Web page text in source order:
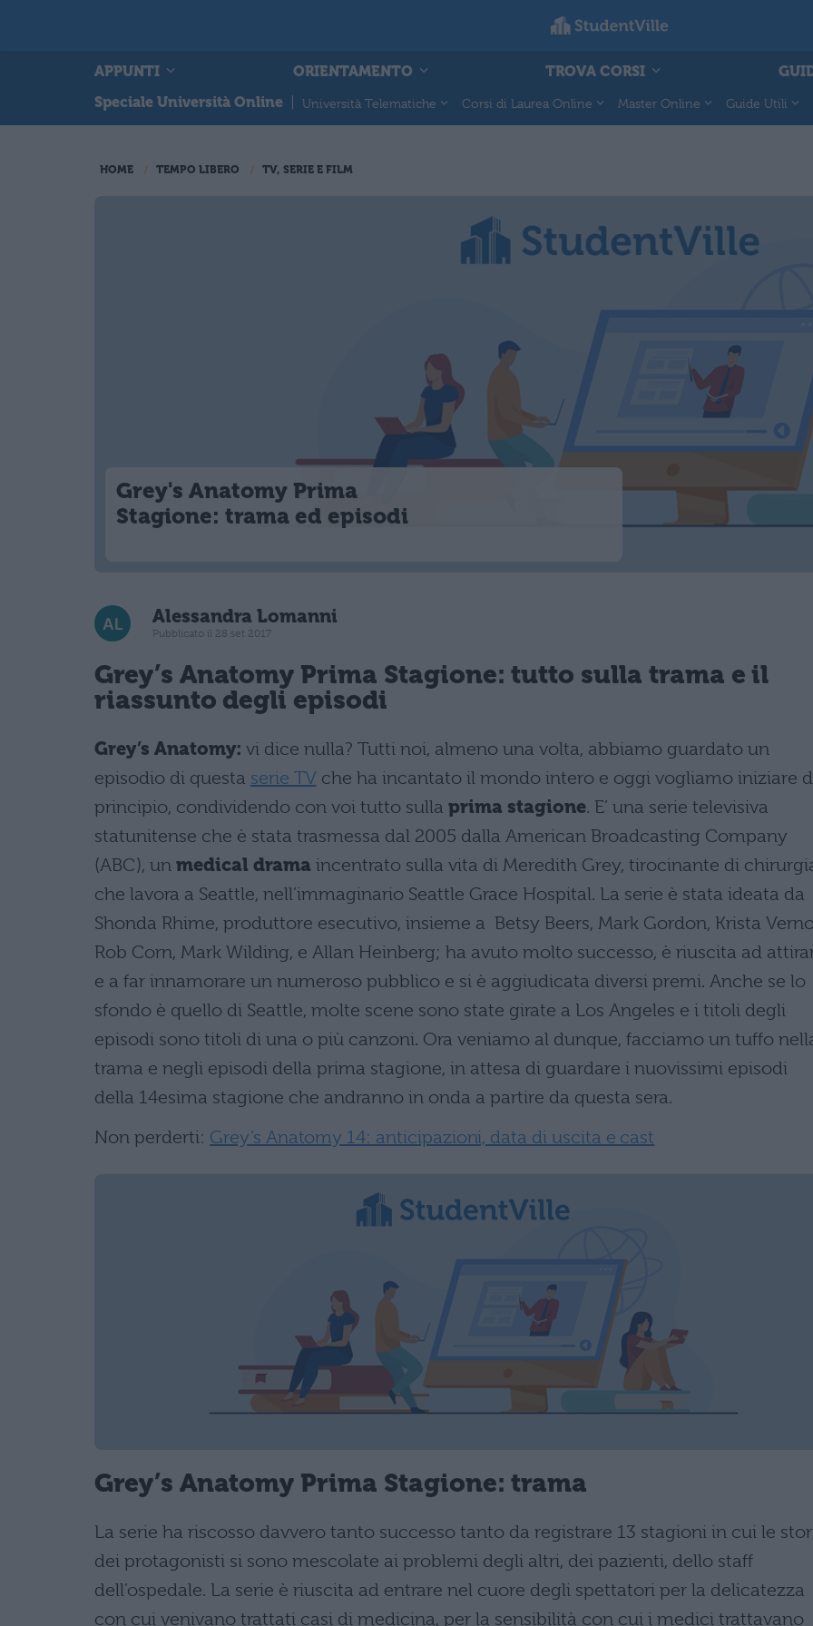
APPUNTI ORIENTAMENTO TROVA CORSI
Speciale Università Online
Università Telematiche Corsi di Laurea Online Master Online Guide Utili
HOME TEMPO LIBERO TV, SERIE E FILM
Grey's Anatomy Prima
Stagione: trama ed episodi
Alessandra Lomanni
Pubblicato il 28 set 2017
Grey’s Anatomy Prima Stagione: tutto sulla trama e il
riassunto degli episodi
Grey’s Anatomy: vi dice nulla? Tutti noi, almeno una volta, abbiamo guardato un
episodio di questa serie TVche ha incantato il mondo intero e oggi vogliamo iniziare
principio, condividendo con voi tutto sulla prima stagione. E’ una serie televisiva
statunitense che è stata trasmessa dal 2005 dalla American Broadcasting Company
(ABC), un medical drama incentrato sulla vita di Meredith Grey, tirocinante di
che lavora a Seattle, nell’immaginario Seattle Grace Hospital. La serie è stata ideata da
Shonda Rhime, produttore esecutivo, insieme a Betsy Beers, Mark Gordon, Krista
Rob Corn, Mark Wilding, e Allan Heinberg; ha avuto molto successo, è riuscita ad
e a far innamorare un numeroso pubblico e si è aggiudicata diversi premi. Anche se lo
sfondo è quello di Seattle, molte scene sono state girate a Los Angeles e i titoli degli
episodi sono titoli di una o più canzoni. Ora veniamo al dunque, facciamo un tuffo
trama e negli episodi della prima stagione, in attesa di guardare i nuovissimi episodi
della 14esima stagione che andranno in onda a partire da questa sera.
Non perderti: Grey’s Anatomy 14: anticipazioni, data di uscita e cast
Grey’s Anatomy Prima Stagione: trama
La serie ha riscosso davvero tanto successo tanto da registrare 13 stagioni in cui le
dei protagonisti si sono mescolate ai problemi degli altri, dei pazienti, dello staff
dell’ospedale. La serie è riuscita ad entrare nel cuore degli spettatori per la delicatezza
con cui venivano trattati casi di medicina, per la sensibilità con cui i medici trattavano